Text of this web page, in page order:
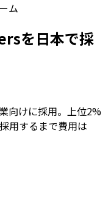
ム
を日本で採
向けに採用。上位2%
用するまで費用は